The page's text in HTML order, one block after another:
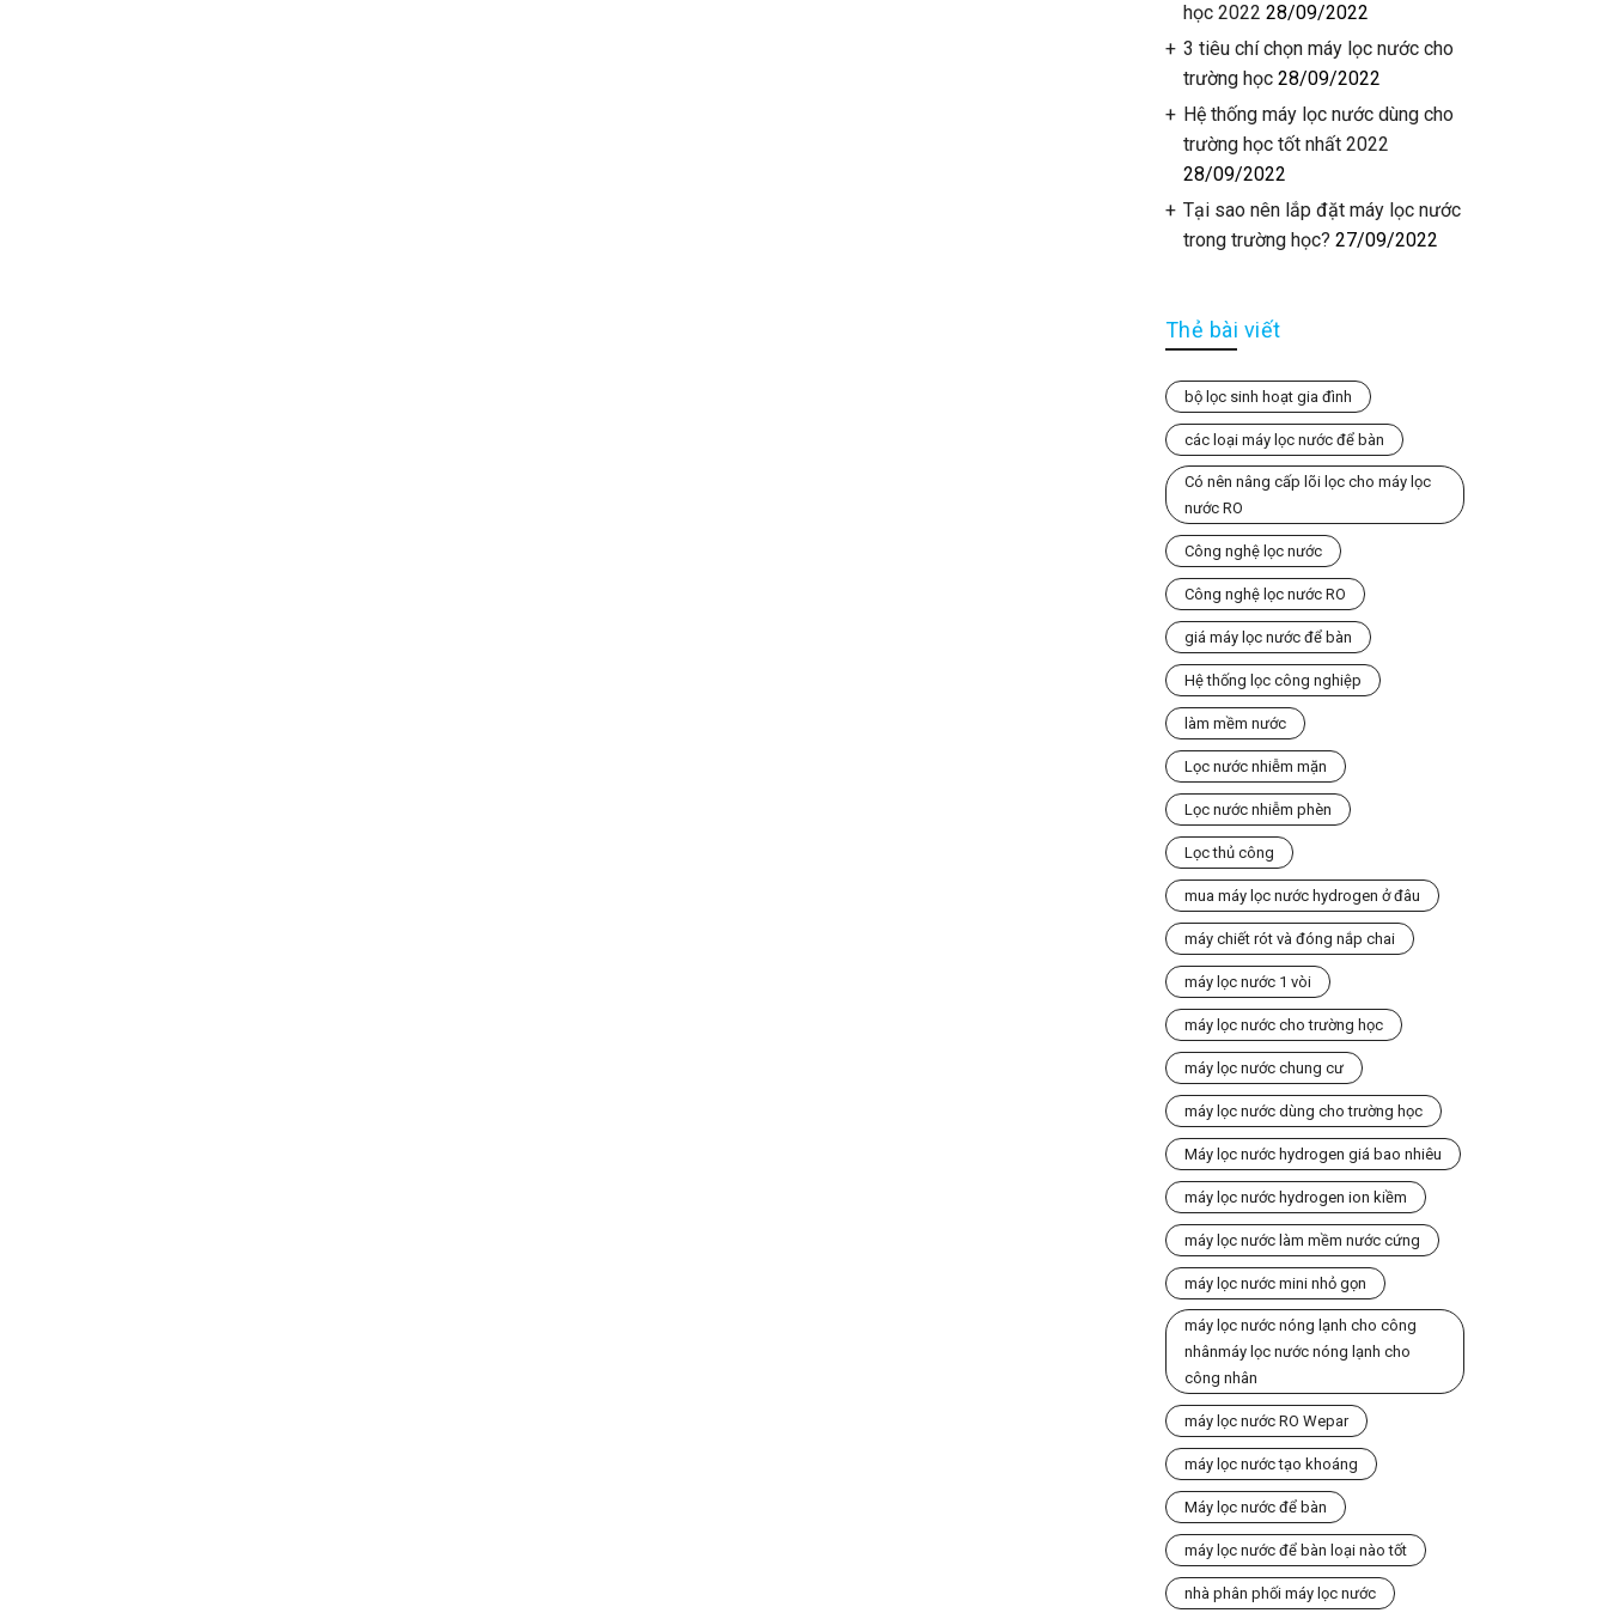
học 2022 28/09/2022
3 tiêu chí chọn máy lọc nước cho
trường học 28/09/2022
Hệ thống máy lọc nước dùng cho
trường học tốt nhất 2022
28/09/2022
Tại sao nên lắp đặt máy lọc nước
trong trường học? 27/09/2022
Thẻ bài viết
bộ lọc sinh hoạt gia đình
các loại máy lọc nước để bàn
Có nên nâng cấp lõi lọc cho máy lọc
nước RO
Công nghệ lọc nước
Công nghệ lọc nước RO
giá máy lọc nước để bàn
Hệ thống lọc công nghiệp
làm mềm nước
Lọc nước nhiễm mặn
Lọc nước nhiễm phèn
Lọc thủ công
mua máy lọc nước hydrogen ở đâu
máy chiết rót và đóng nắp chai
máy lọc nước 1 vòi
máy lọc nước cho trường học
máy lọc nước chung cư
máy lọc nước dùng cho trường học
Máy lọc nước hydrogen giá bao nhiêu
máy lọc nước hydrogen ion kiềm
máy lọc nước làm mềm nước cứng
máy lọc nước mini nhỏ gọn
máy lọc nước nóng lạnh cho công
nhânmáy lọc nước nóng lạnh cho
công nhân
máy lọc nước RO Wepar
máy lọc nước tạo khoáng
Máy lọc nước để bàn
máy lọc nước để bàn loại nào tốt
nhà phân phối máy lọc nước